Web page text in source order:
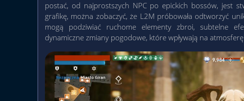
postać, od najprostszych NPC po epickich bossów, jest
grafikę, można zobaczyć, że L2M próbowała odtworzyć
mogą podziwiać ruchome elementy zbroi, subtelne
dynamiczne zmiany pogodowe, które wpływają na